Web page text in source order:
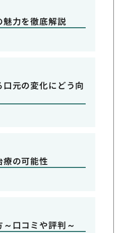
魅力を徹底解説
元の変化にどう向
療の可能性
口コミや評判～